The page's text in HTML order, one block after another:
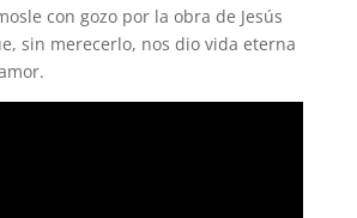
con gozo por la obra de Jesús
sin merecerlo, nos dio vida eterna